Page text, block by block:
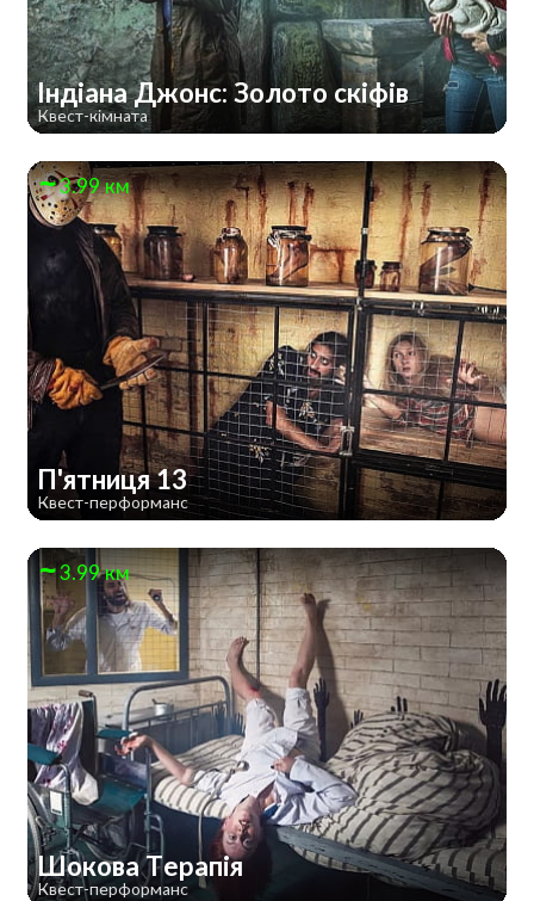
Індіана Джонс: Золото скіфів
Квест-кімната
3.99 км
П'ятниця 13
Квест-перформанс
3.99 км
Шокова Терапія
Квест-перформанс